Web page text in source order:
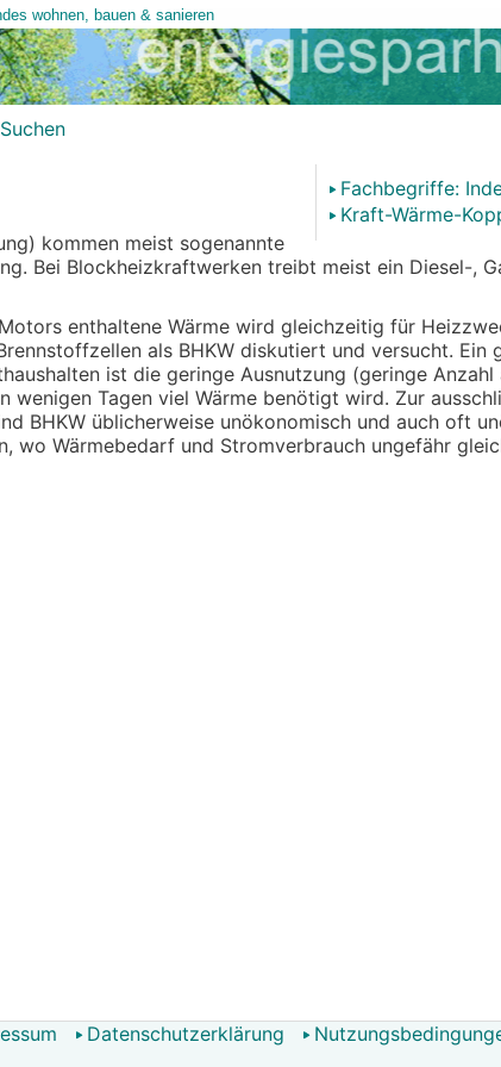
Suchen
Fachbegriffe:
Kraft-Wärme-
kommen meist sogenannte
Bei Blockheizkraftwerken treibt meist ein Diesel-,
enthaltene Wärme wird gleichzeitig für
als BHKW diskutiert und versucht. Ein
ist die geringe Ausnutzung (geringe Anzahl
wenigen Tagen viel Wärme benötigt wird. Zur
BHKW üblicherweise unökonomisch und auch oft
wo Wärmebedarf und Stromverbrauch ungefähr
Datenschutzerklärung